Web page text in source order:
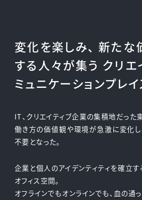
変化を楽しみ、 新た
する人々が集う クリエ
ミュニケーションプレイ
IT、クリエイティブ企業の集積地だった
働き方の価値観や環境が急激に変化し
不要となった。
企業と個人のアイデンティティを確立
オフィス空間。
オフラインでもオンラインでも、血の通